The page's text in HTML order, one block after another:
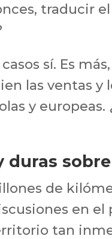
traducir
sí. Es
las ventas y
y
duras
de
en el
tan